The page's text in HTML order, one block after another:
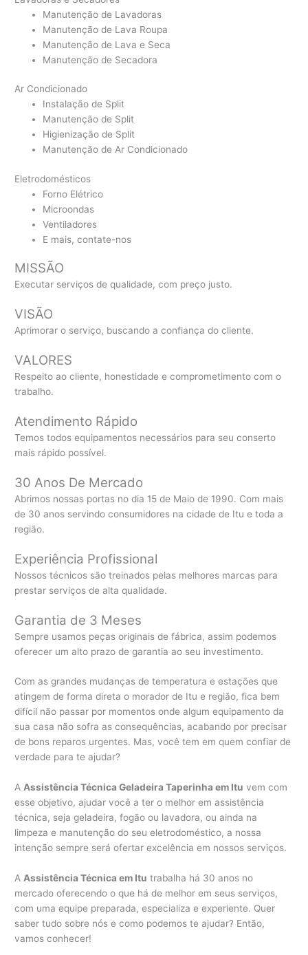
Manutenção de Lavadoras
Manutenção de Lava Roupa
Manutenção de Lava e Seca
Manutenção de Secadora
Ar Condicionado
Instalação de Split
Manutenção de Split
Higienização de Split
Manutenção de Ar Condicionado
Eletrodomésticos
Forno Elétrico
Microondas
Ventiladores
E mais, contate-nos
MISSÃO
Executar serviços de qualidade, com preço justo.
VISÃO
Aprimorar o serviço, buscando a confiança do cliente.
VALORES
Respeito ao cliente, honestidade e comprometimento com o
trabalho.
Atendimento Rápido
Temos todos equipamentos necessários para seu conserto
mais rápido possível.
30 Anos De Mercado
Abrimos nossas portas no dia 15 de Maio de 1990. Com mais
de 30 anos servindo consumidores na cidade de Itu e toda a
região.
Experiência Profissional
Nossos técnicos são treinados pelas melhores marcas para
prestar serviços de alta qualidade.
Garantia de 3 Meses
Sempre usamos peças originais de fábrica, assim podemos
oferecer um alto prazo de garantia ao seu investimento.
Com as grandes mudanças de temperatura e estações que
atingem de forma direta o morador de Itu e região, fica bem
difícil não passar por momentos onde algum equipamento da
sua casa não sofra as consequências, acabando por precisar
de bons reparos urgentes. Mas, você tem em quem confiar de
verdade para te ajudar?
AAssistência Técnica Geladeira Taperinha em Itu vem com
esse objetivo, ajudar você a ter o melhor em assistência
técnica, seja geladeira, fogão ou lavadora, ou ainda na
limpeza e manutenção do seu eletrodoméstico, a nossa
intenção sempre será ofertar excelência em nossos serviços.
A Assistência Técnica em Itu trabalha há 30 anos no
mercado oferecendo o que há de melhor em seus serviços,
com uma equipe preparada, especializa e experiente. Quer
saber tudo sobre nós e como podemos te ajudar? Então,
vamos conhecer!